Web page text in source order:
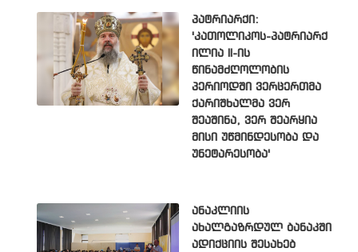
პატრიარქი:
'კათოლიკოს-პატრიარქ
ილია II-ის
წინამძღოლობის
პერიოდში ვერცერთმა
ქარიშხალმა ვერ
შეაშინა, ვერ შეარყია
მისი უწმინდესობა და
უნეტარესობა'
ანაკლიის
ახალგაზრდულ ბანაკში
ადიქციის შესახებ